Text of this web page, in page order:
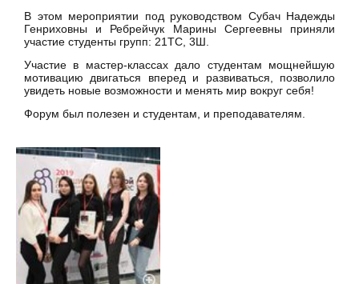
В этом мероприятии под руководством Субач Надежды
Генриховны и Ребрейчук Марины Сергеевны приняли
участие студенты групп: 21ТС, 3Ш.
Участие в мастер-классах дало студентам мощнейшую
мотивацию двигаться вперед и развиваться, позволило
увидеть новые возможности и менять мир вокруг себя!
Форум был полезен и студентам, и преподавателям.